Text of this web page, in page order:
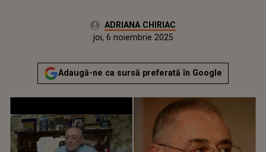
Autor:ADRIANA CHIRIAC
Actualizat:
joi, 6 noiembrie 2025
Adaugă-ne ca sursă preferată în Google